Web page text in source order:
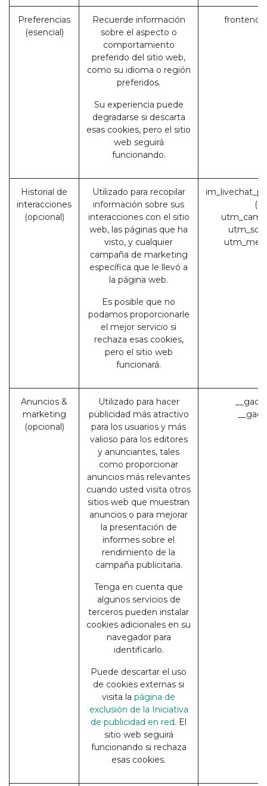
Preferencias
(esencial)
Recuerde información
sobre el aspecto o
comportamiento
preferido del sitio web,
como su idioma o región
preferidos.
Su experiencia puede
degradarse si descarta
esas cookies, pero el sitio
web seguirá
funcionando.
Historial de
interacciones
(opcional)
Utilizado para recopilar
información sobre sus
interacciones con el sitio
web, las páginas que ha
visto, y cualquier
campaña de marketing
específica que le llevó a
la página web.
Es posible que no
podamos proporcionarle
el mejor servicio si
rechaza esas cookies,
pero el sitio web
funcionará.
Anuncios &
marketing
(opcional)
Utilizado para hacer
publicidad más atractivo
para los usuarios y más
valioso para los editores
y anunciantes, tales
como proporcionar
anuncios más relevantes
cuando usted visita otros
sitios web que muestran
anuncios o para mejorar
la presentación de
informes sobre el
rendimiento de la
campaña publicitaria.
Tenga en cuenta que
algunos servicios de
terceros pueden instalar
cookies adicionales en su
navegador para
identificarlo.
Puede descartar el uso
de cookies externas si
visita la página de
exclusión de la Iniciativa
de publicidad en red. El
sitio web seguirá
funcionando si rechaza
esas cookies.